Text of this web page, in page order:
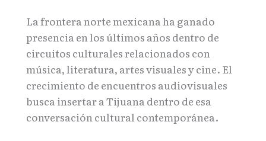
La frontera norte mexicana ha ganado
presencia en los últimos años dentro de
circuitos culturales relacionados con
música, literatura, artes visuales y cine. El
crecimiento de encuentros audiovisuales
busca insertar a Tijuana dentro de esa
conversación cultural contemporánea.